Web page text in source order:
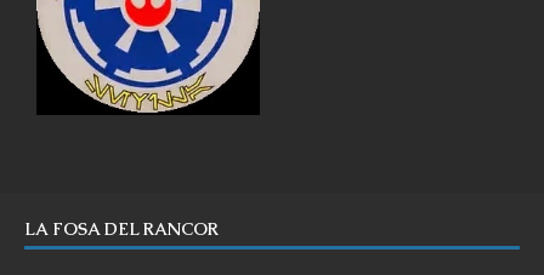
LA FOSA DEL RANCOR